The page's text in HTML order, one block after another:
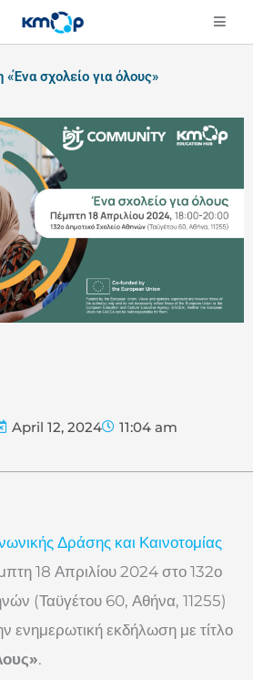
σχολείο για όλους»
April 12, 2024 11:04 am
Δράσης και Καινοτομίας
18 Απριλίου 2024 στο 132ο
(Ταϋγέτου 60, Αθήνα, 11255)
ενημερωτική εκδήλωση με τίτλο
.